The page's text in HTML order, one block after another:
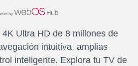
Ultra HD de 8 millones de
intuitiva, amplias
inteligente. Explora tu TV de